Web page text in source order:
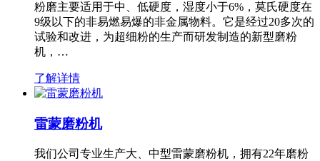
粉磨主要适用于中、低硬度，湿度小于6%，莫氏硬度在
9级以下的非易燃易爆的非金属物料。它是经过20多次的
试验和改进，为超细粉的生产而研发制造的新型磨粉
机，…
了解详情
雷蒙磨粉机
我们公司专业生产大、中型雷蒙磨粉机，拥有22年磨粉